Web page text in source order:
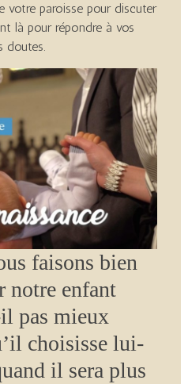
votre paroisse pour discuter
là pour répondre à vos
doutes.
faisons bien
notre enfant
pas mieux
choisisse lui-
il sera plus